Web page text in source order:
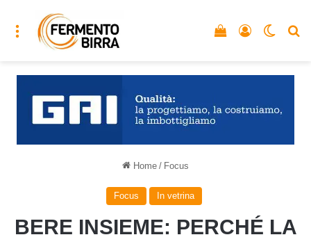
Menu Accedi
Vedi il carrello
Home / Focus
Focus In vetrina
BERE INSIEME: PERCHÉ LA